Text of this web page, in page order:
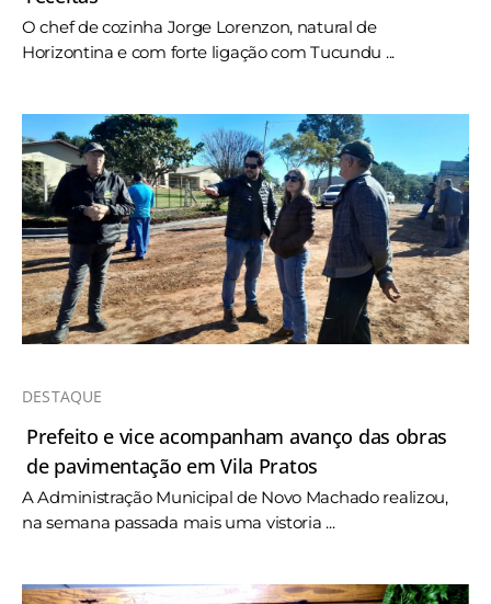
O chef de cozinha Jorge Lorenzon, natural de
Horizontina e com forte ligação com Tucundu ...
DESTAQUE
Prefeito e vice acompanham avanço das obras
de pavimentação em Vila Pratos
A Administração Municipal de Novo Machado realizou,
na semana passada mais uma vistoria ...